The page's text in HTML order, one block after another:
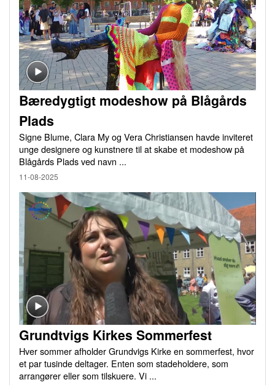
Bæredygtigt modeshow på Blågårds
Plads
Signe Blume, Clara My og Vera Christiansen havde inviteret
unge designere og kunstnere til at skabe et modeshow på
Blågårds Plads ved navn ...
11-08-2025
Grundtvigs Kirkes Sommerfest
Hver sommer afholder Grundvigs Kirke en sommerfest, hvor
et par tusinde deltager. Enten som stadeholdere, som
arrangører eller som tilskuere. Vi ...